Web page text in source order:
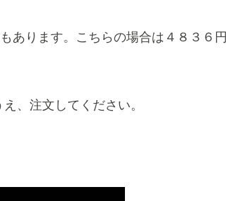
あります。こちらの場合は４８３６円
、注文してください。